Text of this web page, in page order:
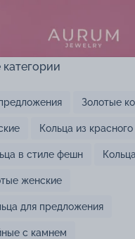
Золотые
Кольца из красного
в стиле фешн
женские
для предложения
с камнем